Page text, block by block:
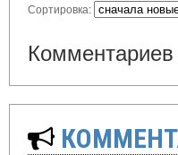
Сортировка:
Комментариев